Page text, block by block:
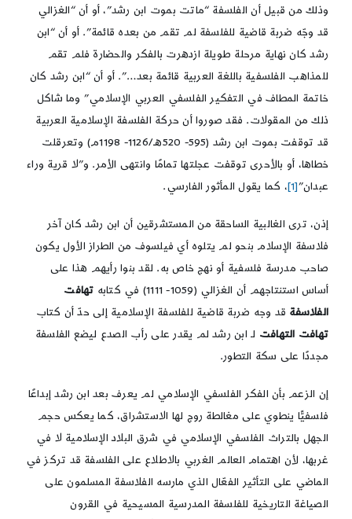
وذلك من قبيل أن الفلسفة “ماتت بموت ابن رشد”، أو أن “الغزالي
قد وجّه ضربة قاضية للفلسفة لم تقم من بعده قائمة”. أو أن “ابن
رشد كان نهاية مرحلة طويلة ازدهرت بالفكر والحضارة فلم تقم
للمذاهب الفلسفية باللغة العربية قائمة بعد…”. أو أن “ابن رشد كان
خاتمة المطاف في التفكير الفلسفي العربي الإسلامي” وما شاكل
ذلك من المقولات. فقد صوروا أن حركة الفلسفة الإسلامية العربية
قد توقفت بموت ابن رشد (595- 520هـ/1126- 1198م) وتعرقلت
خطاها، أو بالأحرى توقفت عجلتها تمامًا وانتهى الأمر. و”لا قرية وراء
عبدان”[1] ، كما يقول المأثور الفارسي.
إذن، ترى الغالبية الساحقة من المستشرقين أن ابن رشد كان آخر
فلاسفة الإسلام بنحو لم يتلوه أي فيلسوف من الطراز الأول يكون
صاحب مدرسة فلسفية أو نهج خاص به. لقد بنوا رأيهم هذا على
أساس استنتاجهم أن الغزالي (1059- 1111) في كتابه
تهافت
الفلاسفة قد وجه ضربة قاضية للفلسفة الإسلامية إلى حدّ أن كتاب
تهافت التهافت لـ ابن رشد لم يقدر على رأب الصدع ليضع الفلسفة
مجددًا على سكة التطور.
إن الزعم بأن الفكر الفلسفي الإسلامي لم يعرف بعد ابن رشد إبداعًا
فلسفيًّا ينطوي على مغالطة روج لها الاستشراق، كما يعكس حجم
الجهل بالتراث الفلسفي الإسلامي في شرق البلاد الإسلامية لا في
غربها، لأن اهتمام العالم الغربي بالاطلاع على الفلسفة قد تركز في
الماضي على التأثير الفعّال الذي مارسه الفلاسفة المسلمون على
الصياغة التاريخية للفلسفة المدرسية المسيحية في القرون